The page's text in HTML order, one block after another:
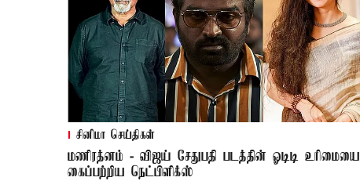
சினிமா செய்திகள்
மணிரத்னம் - விஜய் சேதுபதி படத்தின் ஓடிடி உரிமையை
கைப்பற்றிய நெட்பிளிக்ஸ்